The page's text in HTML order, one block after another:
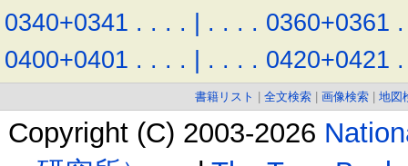
0340+0341 . . . . | . . . . 0360+0361 .
0400+0401 . . . . | . . . . 0420+0421 .
書籍リスト 全文検索 画像検索 地図
Copyright (C) 2003-2026